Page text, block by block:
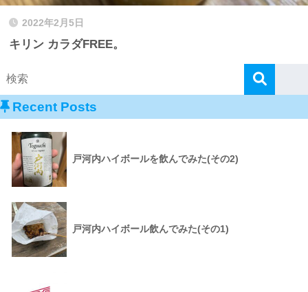
2022年2月5日
キリン カラダFREE。
Recent Posts
戸河内ハイボールを飲んでみた(その2)
戸河内ハイボール飲んでみた(その1)